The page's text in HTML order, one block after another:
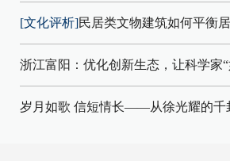
[文化评析]民居类文物建筑如何平衡
浙江富阳：优化创新生态，让科学家
岁月如歌 信短情长——从徐光耀的千